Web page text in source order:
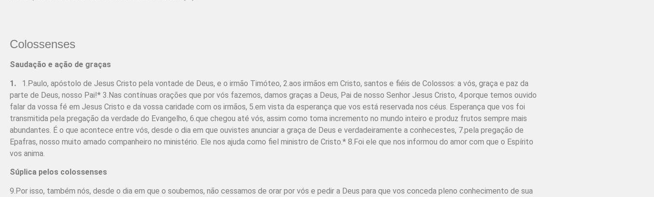
Colossenses
Saudação e ação de graças
1. 1.Paulo, apóstolo de Jesus Cristo pela vontade de Deus, e o irmão Timóteo, 2.aos irmãos em Cristo, santos e fiéis de Colossos: a vós, graça e paz da
parte de Deus, nosso Pai!* 3.Nas contínuas orações que por vós fazemos, damos graças a Deus, Pai de nosso Senhor Jesus Cristo, 4.porque temos ouvido
falar da vossa fé em Jesus Cristo e da vossa caridade com os irmãos, 5.em vista da esperança que vos está reservada nos céus. Esperança que vos foi
trans­mitida pela pregação da verdade do Evangelho, 6.que chegou até vós, assim como toma incremento no mundo inteiro e produz frutos sempre mais
abundantes. É o que acontece entre vós, desde o dia em que ouvistes anunciar a graça de Deus e verdadeiramente a conhecestes, 7.pela pregação de
Epafras, nosso muito amado companheiro no ministério. Ele nos ajuda como fiel ministro de Cristo.* 8.Foi ele que nos informou do amor com que o Espírito
vos anima.
Súplica pelos colossenses
9.Por isso, também nós, desde o dia em que o soubemos, não cessamos de orar por vós e pedir a Deus para que vos conceda pleno conhe­cimento de sua